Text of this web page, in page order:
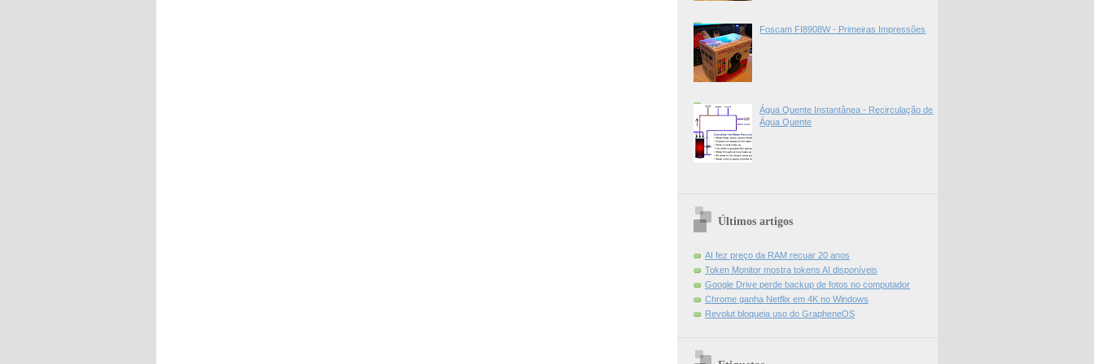
Foscam FI8908W - Primeiras Impressões
Água Quente Instantânea - Recirculação de
Água Quente
Últimos artigos
AI fez preço da RAM recuar 20 anos
Token Monitor mostra tokens AI disponíveis
Google Drive perde backup de fotos no computador
Chrome ganha Netflix em 4K no Windows
Revolut bloqueia uso do GrapheneOS